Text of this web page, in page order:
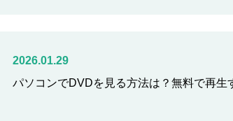
2026.01.29
パソコンでDVDを見る方法は？無料で再生